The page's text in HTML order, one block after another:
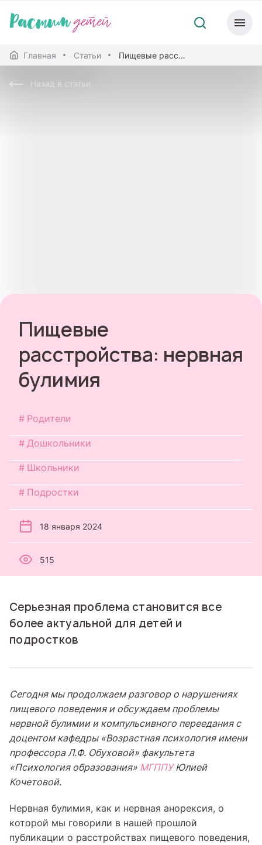
Главная Статьи Пищевые расстройства: нервная булимия
Назад в статьи
Пищевые
расстройства: нервная
булимия
Родители
Дошкольники
Школьники
Подростки
18 января 2024
515
Серьезная проблема становится все
более актуальной для детей и
подростков
Сегодня мы продолжаем разговор о нарушениях
пищевого поведения и обсуждаем проблемы
нервной булимии и компульсивного переедания с
доцентом кафедры «Возрастная психология имени
профессора Л.Ф. Обуховой» факультета
«Психология образования» МГППУЮлией
Кочетовой.
Нервная булимия, как и нервная анорексия, о
которой мы говорили в нашей прошлой
публикации о расстройствах пищевого поведения,